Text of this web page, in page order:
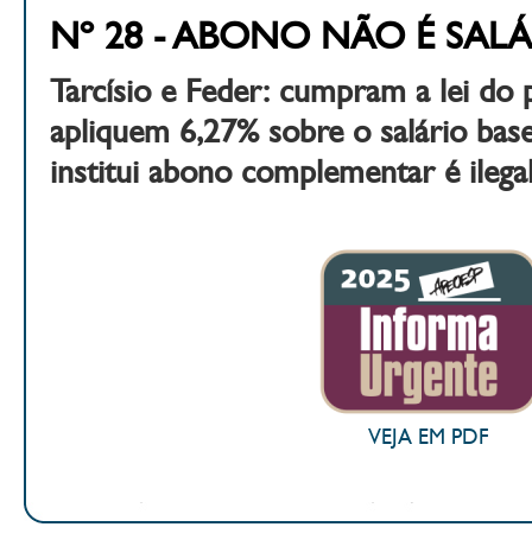
Nº 28 - ABONO NÃO É
Tarcísio e Feder: cumpram a lei do
apliquem 6,27% sobre o salário
institui abono complementar é
VEJA EM PDF